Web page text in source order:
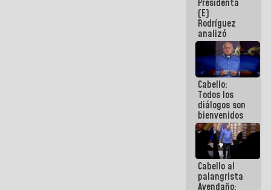
encuentro
presencial
para el
diálogo
Presidenta
(E)
Rodríguez
analizó
junto a
gobernadores
planes de
recuperación
del Sistema
Eléctrico
Nacional
Cabello:
Todos los
diálogos son
bienvenidos
siempre que
estén en el
marco de la
Constitución
de la
República
Cabello al
palangrista
Avendaño: